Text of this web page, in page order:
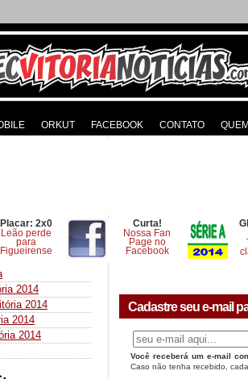
ORKUT FACEBOOK CONTATO
Placar: 2x0
Leão perde
para
Figueirense
Curta!
Nossa Fan
Page no
Facebook
2014
2014
2014
2014
Cadastre seu e-mail
Você receberá um e-mail
Caso não tenha recebido,